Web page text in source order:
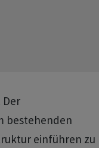
Der
bestehenden
einführen zu